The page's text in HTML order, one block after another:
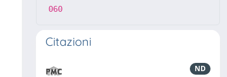
060
Citazioni
ND